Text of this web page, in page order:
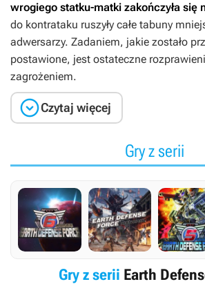
wrogiego statku-matki zakończyła się
do kontrataku ruszyły całe tabuny
adwersarzy. Zadaniem, jakie zostało
postawione, jest ostateczne
zagrożeniem.
Czytaj więcej
Gry z serii
Gry z serii Earth